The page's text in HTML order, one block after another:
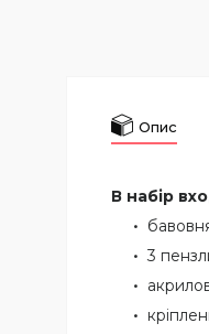
Опис
В набір
3